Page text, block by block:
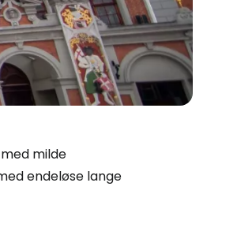
milde
endeløse lange